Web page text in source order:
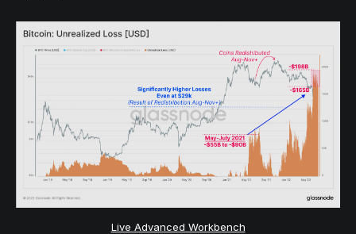
Live Advanced Workbench